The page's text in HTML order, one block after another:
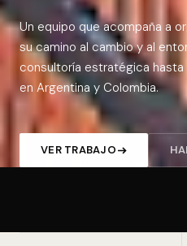
Un equipo que acompaña a
su camino al cambio y al
consultoría estratégica
en Argentina y Colombia.
VER TRABAJO